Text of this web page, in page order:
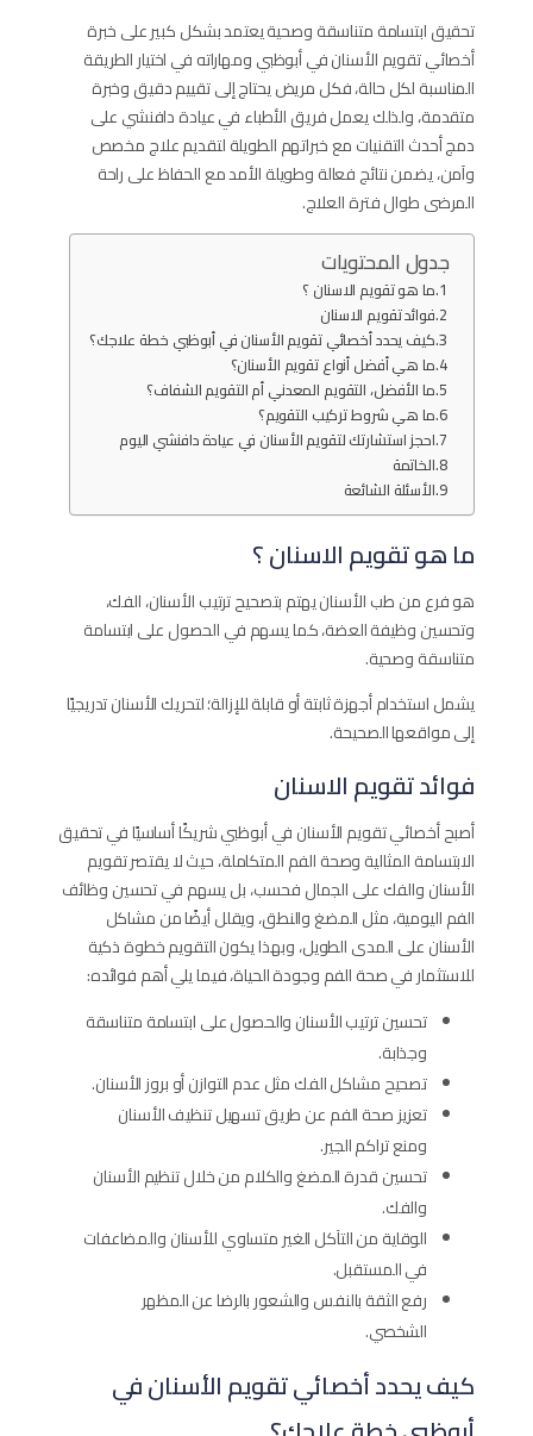
تحقيق ابتسامة متناسقة وصحية يعتمد بشكل كبير على خبرة
أخصائي تقويم الأسنان في أبوظبي ومهاراته في اختيار الطريقة
المناسبة لكل حالة، فكل مريض يحتاج إلى تقييم دقيق وخبرة
متقدمة، ولذلك يعمل فريق الأطباء في عيادة دافنشي على
دمج أحدث التقنيات مع خبراتهم الطويلة لتقديم علاج مخصص
وآمن، يضمن نتائج فعالة وطويلة الأمد مع الحفاظ على راحة
المرضى طوال فترة العلاج.
جدول المحتويات
ما هو تقويم الاسنان ؟
فوائد تقويم الاسنان
كيف يحدد أخصائي تقويم الأسنان في أبوظبي خطة علاجك؟
ما هي أفضل أنواع تقويم الأسنان؟
ما الأفضل، التقويم المعدني أم التقويم الشفاف؟
ما هي شروط تركيب التقويم؟
احجز استشارتك لتقويم الأسنان في عيادة دافنشي اليوم
الخاتمة
الأسئلة الشائعة
ما هو تقويم الاسنان ؟
هو فرع من طب الأسنان يهتم بتصحيح ترتيب الأسنان، الفك،
وتحسين وظيفة العضة، كما يسهم في الحصول على ابتسامة
متناسقة وصحية.
يشمل استخدام أجهزة ثابتة أو قابلة للإزالة؛ لتحريك الأسنان تدريجيًا
إلى مواقعها الصحيحة.
فوائد تقويم الاسنان
أصبح أخصائي تقويم الأسنان في أبوظبي شريكًا أساسيًا في تحقيق
الابتسامة المثالية وصحة الفم المتكاملة، حيث لا يقتصر تقويم
الأسنان والفك على الجمال فحسب، بل يسهم في تحسين وظائف
الفم اليومية، مثل المضغ والنطق، ويقلل أيضًا من مشاكل
الأسنان على المدى الطويل، وبهذا يكون التقويم خطوة ذكية
للاستثمار في صحة الفم وجودة الحياة، فيما يلي أهم فوائده:
تحسين ترتيب الأسنان والحصول على ابتسامة متناسقة
وجذابة.
تصحيح مشاكل الفك مثل عدم التوازن أو بروز الأسنان.
تعزيز صحة الفم عن طريق تسهيل تنظيف الأسنان
ومنع تراكم الجير.
تحسين قدرة المضغ والكلام من خلال تنظيم الأسنان
والفك.
الوقاية من التآكل الغير متساوي للأسنان والمضاعفات
في المستقبل.
رفع الثقة بالنفس والشعور بالرضا عن المظهر
الشخصي.
كيف يحدد أخصائي تقويم الأسنان في